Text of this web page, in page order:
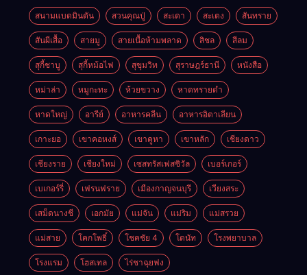
สนามแบดมินตัน สวนคุณปู่ สะเดา สะเตง สันทราย
สันผีเสื้อ สายมู สายเนื้อห้ามพลาด สิชล สีลม
สุกี้ชาบู สุกี้หม้อไฟ สุขุมวิท สุราษฎร์ธานี หนังสือ
หม่าล่า หมูกะทะ ห้วยขวาง หาดทรายดำ
หาดใหญ่ อารีย์ อาหารคลีน อาหารอิตาเลียน
เกาะยอ เขาคอหงส์ เขาคูหา เขาหลัก เชียงดาว
เชียงราย เชียงใหม่ เซสทรัสเฟสซิวัล เบอร์เกอร์
เบเกอร์รี่ เฟรนฟราย เมืองกาญจนบุรี เวียงสระ
เสม็ดนางชี เอกมัย แม่จัน แม่ริม แม่สรวย
แม่สาย โคกโพธิ์ โชคชัย 4 โดนัท โรงพยาบาล
โรงแรม โฮสเทล ไร่ชาฉุยฟง